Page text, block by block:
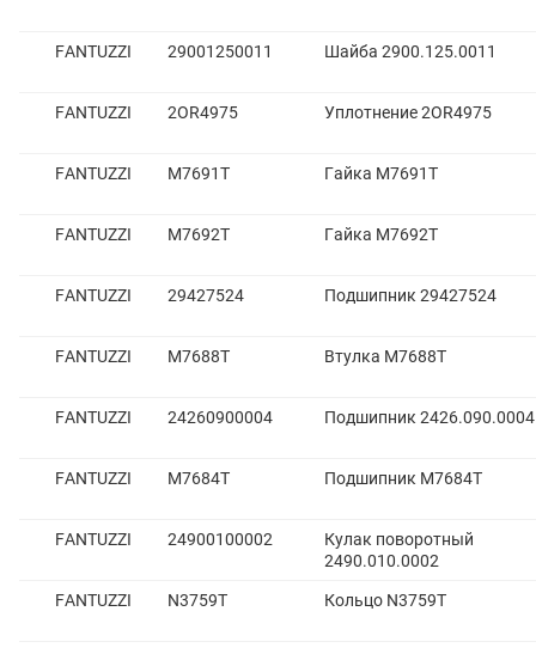
FANTUZZI 29001250011 Шайба 2900.125.0011
FANTUZZI 2OR4975 Уплотнение 2OR4975
FANTUZZI M7691T Гайка M7691T
FANTUZZI M7692T Гайка M7692T
FANTUZZI 29427524 Подшипник 29427524
FANTUZZI M7688T Втулка M7688T
FANTUZZI 24260900004 Подшипник 2426.090.0004
FANTUZZI M7684T Подшипник M7684T
FANTUZZI 24900100002
Кулак поворотный
2490.010.0002
FANTUZZI
N3759T Кольцо N3759T